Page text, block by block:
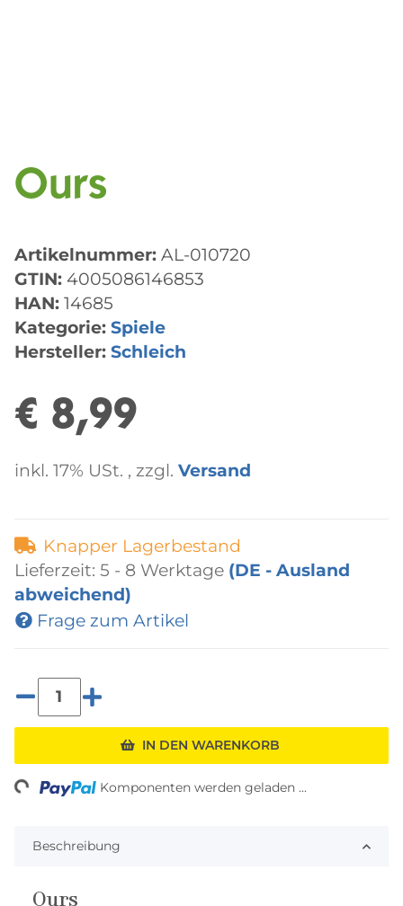
Ours
Artikelnummer: AL-010720
GTIN: 4005086146853
HAN: 14685
Kategorie: Spiele
Hersteller: Schleich
€ 8,99
inkl. 17% USt. , zzgl. Versand
Knapper Lagerbestand
Lieferzeit: 5 - 8 Werktage (DE - Ausland
abweichend)
Frage zum Artikel
IN DEN WARENKORB
Komponenten werden geladen ...
Beschreibung
Ours